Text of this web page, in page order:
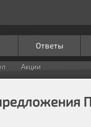
Ответы
Акции